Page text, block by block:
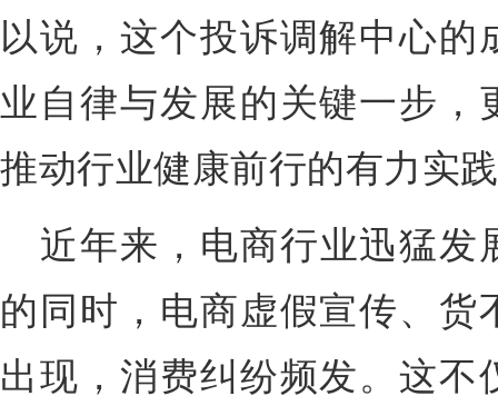
以说，这个投诉调解中心
业自律与发展的关键一步，
推动行业健康前行的有力实
近年来，电商行业迅猛发
的同时，电商虚假宣传、货
出现，消费纠纷频发。这不